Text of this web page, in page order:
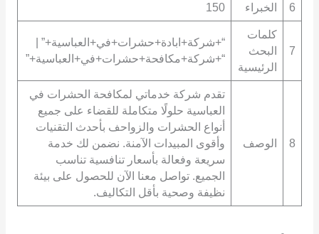
6 الخبراء 150
7
كلمات
البحث
الرئيسية
“+شركة+ابادة+حشرات+في+العباسية+” |
“+شركة+مكافحة+حشرات+في+العباسية+”
8 الوصف
تقدم شركة خدماتي لمكافحة الحشرات في
العباسية حلولًا متكاملة للقضاء على جميع
أنواع الحشرات والزواحف بأحدث التقنيات
وأقوى المبيدات الآمنة. نضمن لك خدمة
سريعة وفعالة بأسعار تنافسية تناسب
الجميع. تواصل معنا الآن للحصول على بيئة
نظيفة وصحية بأقل التكاليف.